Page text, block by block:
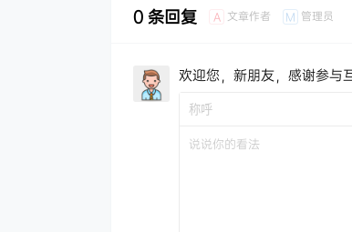
0 条回复 A 文章作者 M 管理员
欢迎您，新朋友，感谢参与